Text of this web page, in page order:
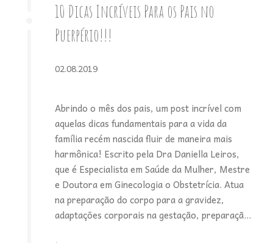
10 Dicas Incríveis Para os Pais no
Puerpério!!!
02.08.2019
Abrindo o mês dos pais, um post incrível com
aquelas dicas fundamentais para a vida da
família recém nascida fluir de maneira mais
harmônica! Escrito pela Dra Daniella Leiros,
que é Especialista em Saúde da Mulher, Mestre
e Doutora em Ginecologia o Obstetrícia. Atua
na preparação do corpo para a gravidez,
adaptações corporais na gestação, preparaçã...